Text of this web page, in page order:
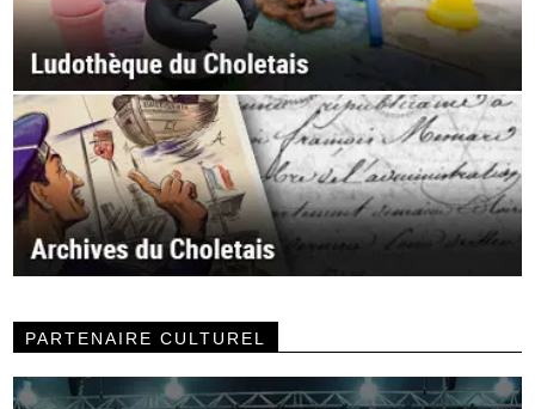
PARTENAIRE CULTUREL